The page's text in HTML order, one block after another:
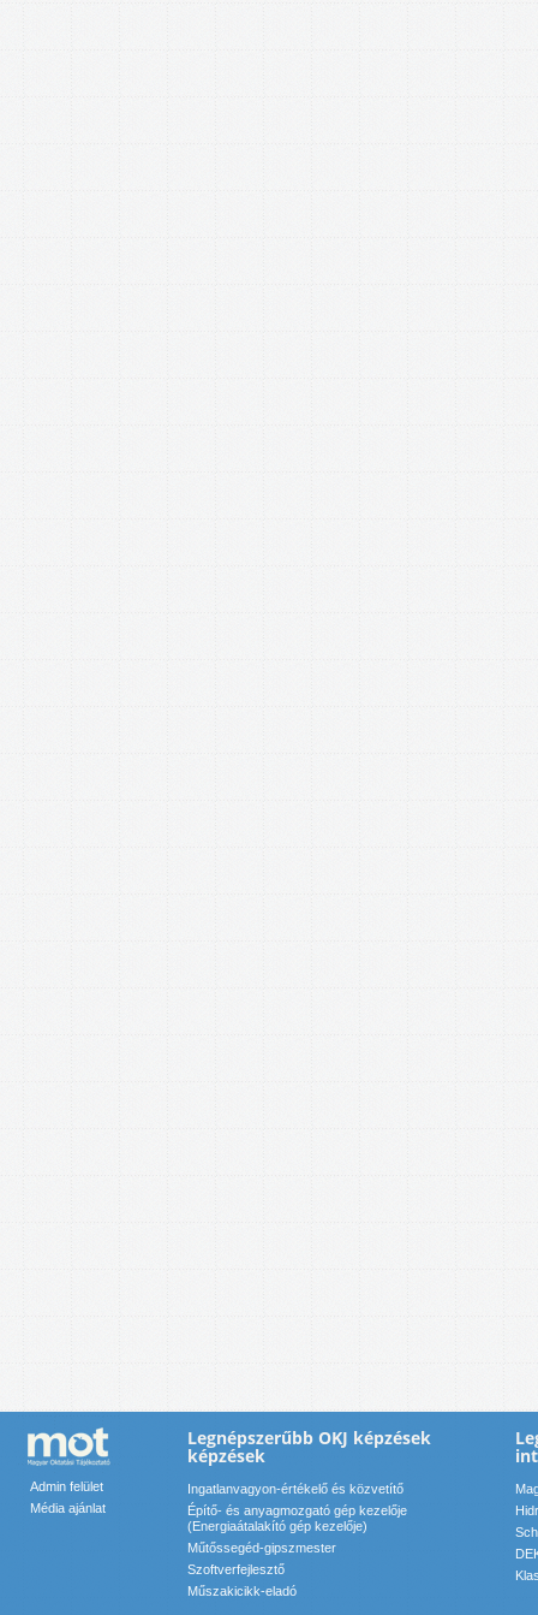
Admin felület
Média ajánlat
Legnépszerűbb OKJ képzések
képzések
Ingatlanvagyon-értékelő és közvetítő
Építő- és anyagmozgató gép kezelője
(Energiaátalakító gép kezelője)
Műtőssegéd-gipszmester
Szoftverfejlesztő
Műszakicikk-eladó